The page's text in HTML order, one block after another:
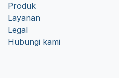
Produk
Layanan
Legal
Hubungi kami